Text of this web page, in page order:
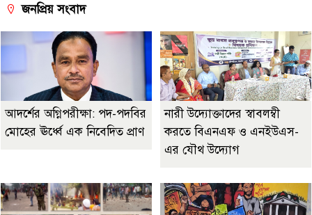
জনপ্রিয় সংবাদ
আদর্শের অগ্নিপরীক্ষা: পদ-পদবির
মোহের ঊর্ধ্বে এক নিবেদিত প্রাণ
নারী উদ্যোক্তাদের স্বাবলম্বী
করতে বিএনএফ ও এনইউএস-
এর যৌথ উদ্যোগ